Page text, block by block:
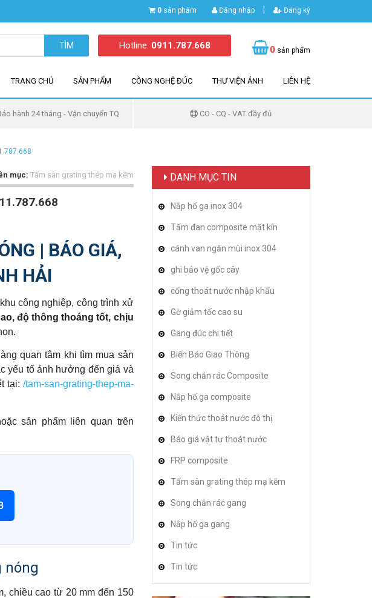
0 sản phẩm Đăng nhập Đăng ký
TÌM Hotline: 0911.787.668 0 sản phẩm
TRANG CHỦ SẢN PHẨM CÔNG NGHỆ ĐÚC THƯ VIỆN ẢNH LIÊN HỆ
hành 24 tháng - Vận chuyển TQ CO - CQ - VAT đầy đủ
mục: Tấm sàn grating thép mạ kẽm
| BÁO GIÁ,
HẢI
công nghiệp, công trình xử
độ thông thoáng tốt, chịu
quan tâm khi tìm mua sản
yếu tố ảnh hưởng đến giá và
tại: /tam-san-grating-thep-ma-
sản phẩm liên quan trên
nóng
chiều cao từ 20 mm đến 150
DANH MỤC TIN
Nắp hố ga inox 304
Tấm đan composite mặt kín
cánh van ngăn mùi inox 304
ghi bảo vệ gốc cây
cống thoát nước nhập khẩu
Gờ giảm tốc cao su
Gang đúc chi tiết
Biển Báo Giao Thông
Song chắn rác Composite
Nắp hố ga composite
Kiến thức thoát nước đô thị
Báo giá vật tư thoát nước
FRP composite
Tấm sàn grating thép mạ kẽm
Song chắn rác gang
Nắp hố ga gang
Tin tức
Tin tức